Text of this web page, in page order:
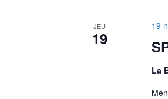
JEU
19
19
La